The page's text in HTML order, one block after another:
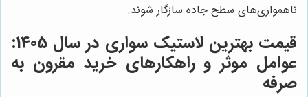
ناهمواری‌های سطح جاده سازگار شوند.
قیمت بهترین لاستیک سواری در سال 1405:
عوامل موثر و راهکارهای خرید مقرون به
صرفه